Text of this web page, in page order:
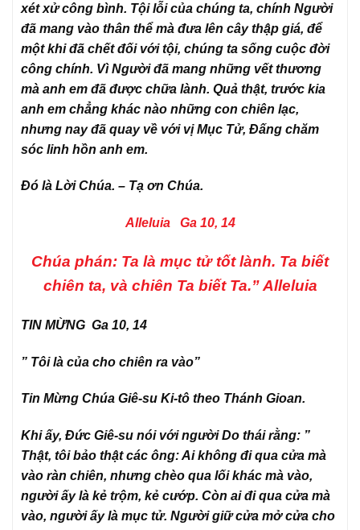
xét xử công bình. Tội lỗi của chúng ta, chính Người
đã mang vào thân thể mà đưa lên cây thập giá, để
một khi đã chết đối với tội, chúng ta sống cuộc đời
công chính. Vì Người đã mang những vết thương
mà anh em đã được chữa lành. Quả thật, trước kia
anh em chẳng khác nào những con chiên lạc,
nhưng nay đã quay về với vị Mục Tử, Đấng chăm
sóc linh hồn anh em.
Đó là Lời Chúa. – Tạ ơn Chúa.
Alleluia Ga 10, 14
Chúa phán: Ta là mục tử tốt lành. Ta biết
chiên ta, và chiên Ta biết Ta.” Alleluia
TIN MỪNG Ga 10, 14
” Tôi là của cho chiên ra vào”
Tin Mừng Chúa Giê-su Ki-tô theo Thánh Gioan.
Khi ấy, Đức Giê-su nói với người Do thái rằng: ”
Thật, tôi bảo thật các ông: Ai không đi qua cửa mà
vào ràn chiên, nhưng chèo qua lối khác mà vào,
người ấy là kẻ trộm, kẻ cướp. Còn ai đi qua cửa mà
vào, người ấy là mục tử. Người giữ cửa mở cửa cho